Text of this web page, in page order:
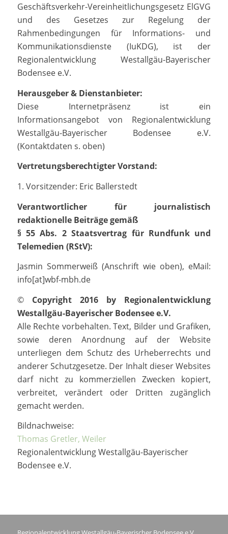
Geschäftsverkehr-Vereinheitlichungsgesetz ElGVG
und des Gesetzes zur Regelung der
Rahmenbedingungen für Informations- und
Kommunikationsdienste (IuKDG), ist der
Regionalentwicklung Westallgäu-Bayerischer
Bodensee e.V.
Herausgeber & Dienstanbieter:
Diese Internetpräsenz ist ein
Informationsangebot von Regionalentwicklung
Westallgäu-Bayerischer Bodensee e.V.
(Kontaktdaten s. oben)
Vertretungsberechtigter Vorstand:
1. Vorsitzender: Eric Ballerstedt
Verantwortlicher für journalistisch
redaktionelle Beiträge gemäß
§ 55 Abs. 2 Staatsvertrag für Rundfunk und
Telemedien (RStV):
Jasmin Sommerweiß (Anschrift wie oben), eMail:
info[at]wbf-mbh.de
©Copyright 2016 by Regionalentwicklung
Westallgäu-Bayerischer Bodensee e.V.
Alle Rechte vorbehalten. Text, Bilder und Grafiken,
sowie deren Anordnung auf der Website
unterliegen dem Schutz des Urheberrechts und
anderer Schutzgesetze. Der Inhalt dieser Websites
darf nicht zu kommerziellen Zwecken kopiert,
verbreitet, verändert oder Dritten zugänglich
gemacht werden.
Bildnachweise:
Thomas Gretler, Weiler
Regionalentwicklung Westallgäu-Bayerischer
Bodensee e.V.